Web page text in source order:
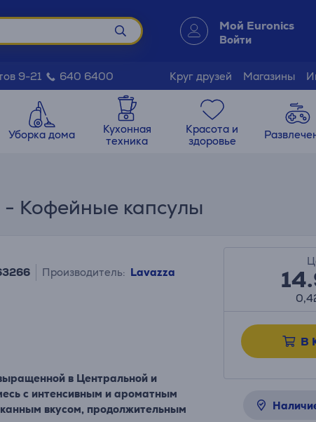
Мой Euronics
Войти
9-21 640 6400 Круг друзей Магазины
Уборка дома
Кухонная
техника
Красота и
здоровье
Кофейные капсулы
Производитель: Lavazza
в Центральной и
с интенсивным и ароматным
вкусом, продолжительным
В